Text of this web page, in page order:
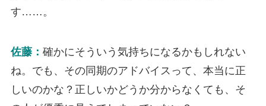
す……。
佐藤： 確かにそういう気持ちになるかもしれない
ね。でも、その同期のアドバイスって、本当に正
しいのかな？正しいかどうか分からなくても、そ